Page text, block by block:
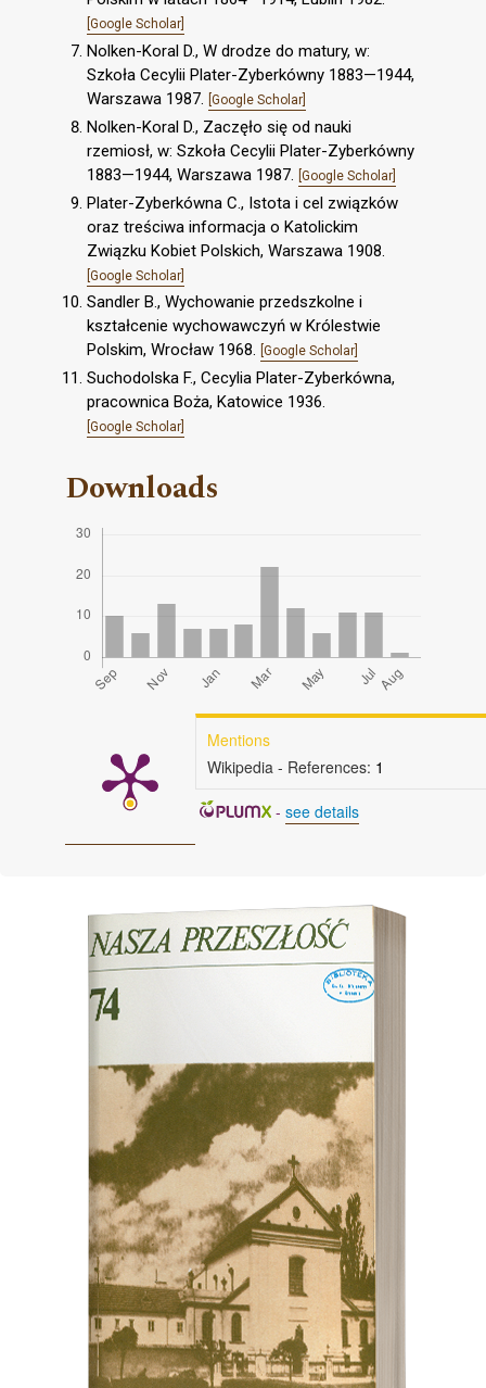
[Google Scholar]
Nolken-Koral D., W drodze do matury, w:
Szkoła Cecylii Plater-Zyberkówny 1883—1944,
Warszawa 1987. [Google Scholar]
Nolken-Koral D., Zaczęło się od nauki
rzemiosł, w: Szkoła Cecylii Plater-Zyberkówny
1883—1944, Warszawa 1987. [Google Scholar]
Plater-Zyberkówna C., Istota i cel związków
oraz treściwa informacja o Katolickim
Związku Kobiet Polskich, Warszawa 1908.
[Google Scholar]
Sandler B., Wychowanie przedszkolne i
kształcenie wychowawczyń w Królestwie
Polskim, Wrocław 1968. [Google Scholar]
Suchodolska F., Cecylia Plater-Zyberkówna,
pracownica Boża, Katowice 1936.
[Google Scholar]
Downloads
Mentions
Wikipedia - References: 1
- see details